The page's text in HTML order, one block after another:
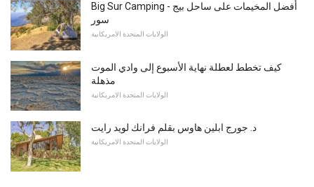
Big Sur Camping - أفضل المخيمات على ساحل بيج
سور
الولايات المتحدة الامريكانية
كيف تخطط لعطلة نهاية الأسبوع إلى وادي الموت
مذهلة
الولايات المتحدة الامريكانية
د. جورج ابلين هاوس بقلم فرانك لويد رايت
الولايات المتحدة الامريكانية